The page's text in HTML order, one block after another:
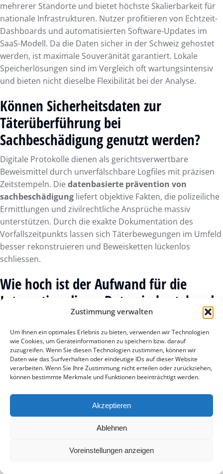
Zustimmung verwalten
Um Ihnen ein optimales Erlebnis zu bieten, verwenden wir Technologien
wie Cookies, um Geräteinformationen zu speichern bzw. darauf
zuzugreifen. Wenn Sie diesen Technologien zustimmen, können wir
Daten wie das Surfverhalten oder eindeutige IDs auf dieser Website
verarbeiten. Wenn Sie Ihre Zustimmung nicht erteilen oder zurückziehen,
können bestimmte Merkmale und Funktionen beeinträchtigt werden.
Akzeptieren
Ablehnen
Voreinstellungen anzeigen
mehrerer Standorte und bietet höchste Skalierbarkeit für
nationale Infrastrukturen. Nutzer profitieren von Echtzeit-
Dashboards und automatisierten Software-Updates im
SaaS-Modell. Da die Daten sicher in der Schweiz gehostet
werden, ist maximale Souveränität garantiert. Lokale
Speicherlösungen sind im Vergleich oft wartungsintensiv
und bieten nicht dieselbe Flexibilität bei der Analyse.
Können Sicherheitsdaten zur
Täterüberführung bei
Sachbeschädigung genutzt werden?
Digitale Protokolle dienen als gerichtsverwertbare
Beweismittel durch unverfälschbare Logfiles mit präzisen
Zeitstempeln. Diedatenbasierte prävention von
sachbeschädigung liefert objektive Fakten, die polizeiliche
Ermittlungen und zivilrechtliche Ansprüche massiv
unterstützen. Durch die exakte Dokumentation des
Vorfallszeitpunkts lassen sich Täterbewegungen im Umfeld
besser rekonstruieren und Beweisketten lückenlos
schliessen.
Wie hoch ist der Aufwand für die
Integration dieser Daten in bestehende
Der Integrationsaufwand ist dank modularer Hardware
und standardisierter Schnittstellen (APIs) sehr gering. Die
smartdetect Detektoren lassen sich unkompliziert in
bestehende Smart-Building-Management-Systeme
Cloud erfolgt, ist keine komplexe IT-Infrastruktur vor Ort
nötig. Dies spart Zeit und Kosten bei der Inbetriebnahme
Welche Rolle spielt künstliche
Intelligenz bei der Datenauswertung?